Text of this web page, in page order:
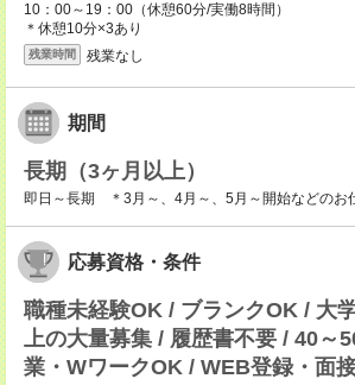
10：00～19：00（休憩60分/実働8時間）
＊休憩10分×3あり
残業時間 残業なし
期間
長期（3ヶ月以上）
即日～長期 ＊3月～、4月～、5月～開始などのお
応募資格・条件
職種未経験OK / ブランクOK / 大
上の大量募集 / 履歴書不要 / 40～
業・WワークOK / WEB登録・面